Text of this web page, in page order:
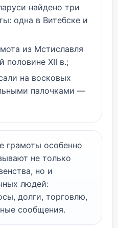
найдено три
одна в Витебске и
из Мстиславля
половине XII в.;
на восковых
палочками —
грамоты особенно
не только
но и
людей:
долги, торговлю,
сообщения.